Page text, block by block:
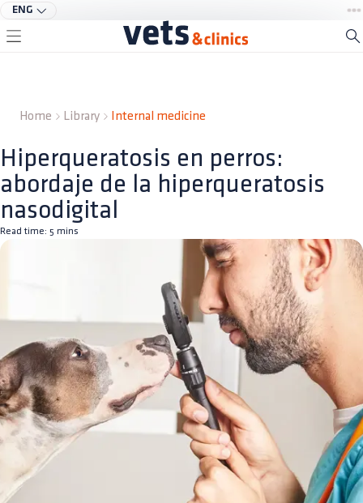
ENG
Home Library Internal medicine
Hiperqueratosis en perros:
abordaje de la hiperqueratosis
nasodigital
Read time: 5 mins